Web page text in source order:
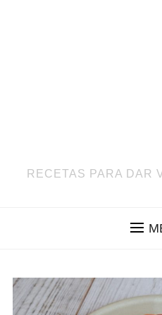
RECETAS PARA DAR